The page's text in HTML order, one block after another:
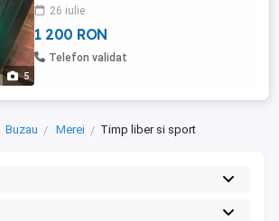
5
26 iulie
1 200 RON
Telefon validat
Buzau Merei Timp liber si sport